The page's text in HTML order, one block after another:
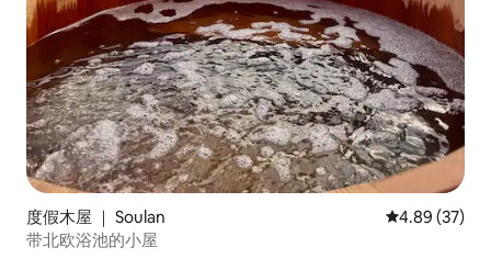
度假木屋 ｜ Soulan 平均评分
4.89 (37)
带北欧浴池的小屋